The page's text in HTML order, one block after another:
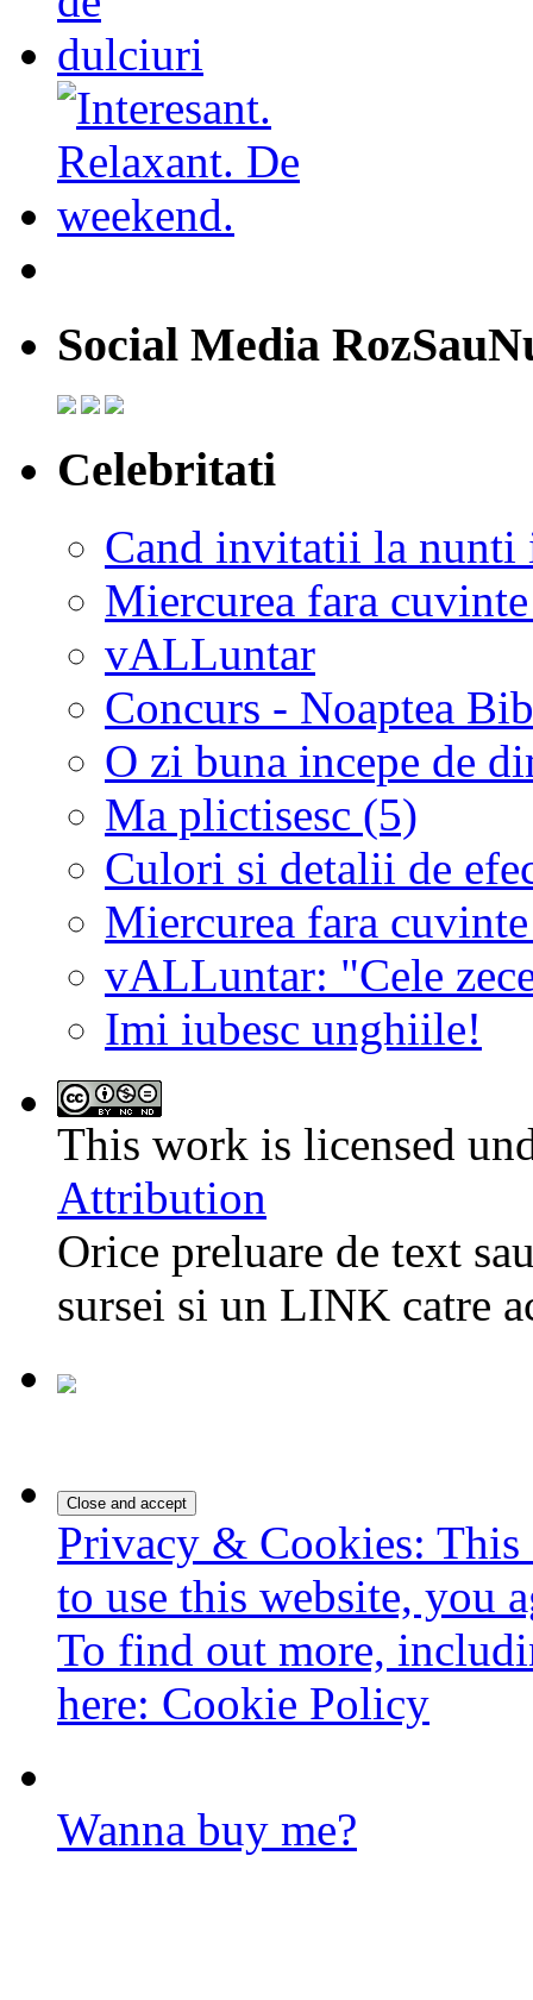
Social Media
Celebritati
Cand invitatii la nunti
Miercurea fara
vALLuntar
Concurs - Noaptea
O zi buna incepe de
Ma plictisesc (5)
Culori si detalii de
Miercurea fara
vALLuntar: "Cele
Imi iubesc unghiile!
This work is licensed
Attribution
Orice preluare de text
sursei si un LINK catre
Privacy & Cookies:
to use this website, you
To find out more,
here: Cookie Policy
Wanna buy me?